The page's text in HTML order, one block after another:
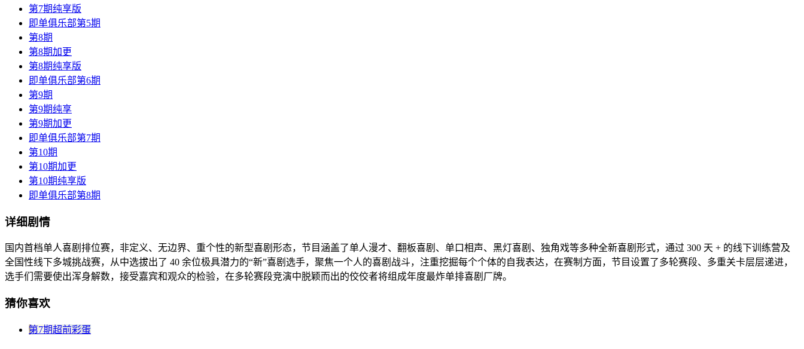
第7期纯享版
即单俱乐部第5期
第8期
第8期加更
第8期纯享版
即单俱乐部第6期
第9期
第9期纯享
第9期加更
即单俱乐部第7期
第10期
第10期加更
第10期纯享版
即单俱乐部第8期
详细剧情
国内首档单人喜剧排位赛，非定义、无边界、重个性的新型喜剧形态，节目涵盖了单人漫才、翻板喜剧、单口相声、黑灯喜剧、独角戏等多种全新喜剧形式，通过 300 天 + 的线下训练营及
全国性线下多城挑战赛，从中选拔出了 40 余位极具潜力的“新”喜剧选手，聚焦一个人的喜剧战斗，注重挖掘每个个体的自我表达，在赛制方面，节目设置了多轮赛段、多重关卡层层递进，
选手们需要使出浑身解数，接受嘉宾和观众的检验，在多轮赛段竞演中脱颖而出的佼佼者将组成年度最炸单排喜剧厂牌。
猜你喜欢
第7期超前彩蛋